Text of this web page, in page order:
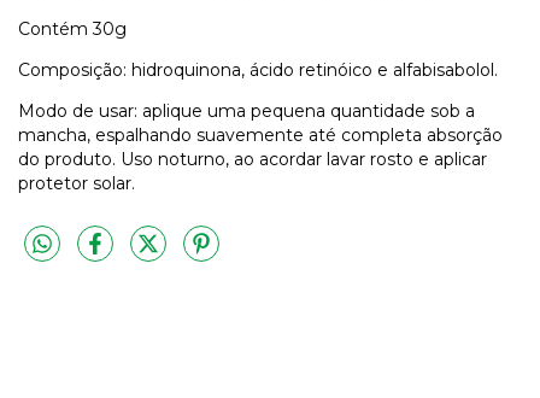
Contém 30g
Composição: hidroquinona, ácido retinóico e alfabisabolol.
Modo de usar: aplique uma pequena quantidade sob a
mancha, espalhando suavemente até completa absorção
do produto. Uso noturno, ao acordar lavar rosto e aplicar
protetor solar.